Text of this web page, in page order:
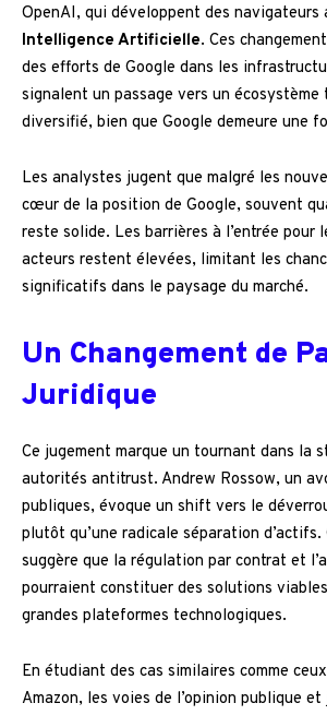
OpenAI, qui développent des navigateurs
Intelligence Artificielle. Ces
des efforts de Google dans les
signalent un passage vers un écosystème
diversifié, bien que Google demeure une
Les analystes jugent que malgré les
cœur de la position de Google, souvent
reste solide. Les barrières à l’entrée pour
acteurs restent élevées, limitant les
significatifs dans le paysage du marché.
Un Changement de
Juridique
Ce jugement marque un tournant dans la
autorités antitrust. Andrew Rossow, un
publiques, évoque un shift vers le
plutôt qu’une radicale séparation
suggère que la régulation par contrat et
pourraient constituer des solutions
grandes plateformes technologiques.
En étudiant des cas similaires comme
Amazon, les voies de l’opinion publique